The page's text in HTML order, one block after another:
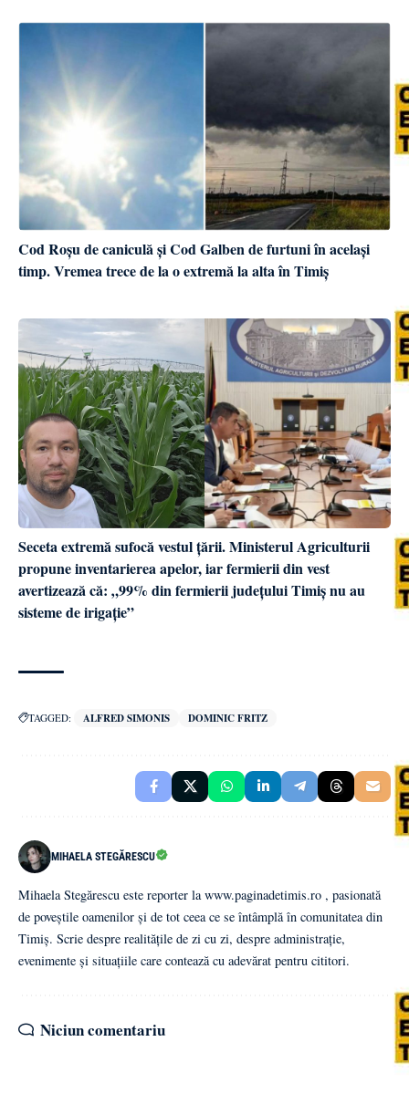
Cod Roșu de caniculă și Cod Galben de furtuni în același
timp. Vremea trece de la o extremă la alta în Timiș
Seceta extremă sufocă vestul țării. Ministerul Agriculturii
propune inventarierea apelor, iar fermierii din vest
avertizează că: „99% din fermierii județului Timiș nu au
sisteme de irigație”
TAGGED: ALFRED SIMONIS DOMINIC FRITZ
MIHAELA STEGĂRESCU
Mihaela Stegărescu este reporter la www.paginadetimis.ro , pasionată
de poveștile oamenilor și de tot ceea ce se întâmplă în comunitatea din
Timiș. Scrie despre realitățile de zi cu zi, despre administrație,
evenimente și situațiile care contează cu adevărat pentru cititori.
Niciun comentariu